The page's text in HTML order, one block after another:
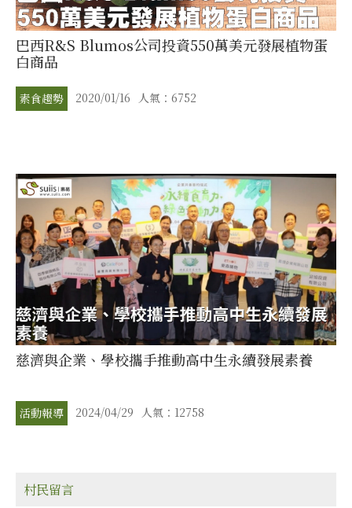
巴西R&S Blumos公司投資550萬美元發展植物蛋
白商品
素食趨勢 2020/01/16 人氣：6752
慈濟與企業、學校攜手推動高中生永續發展素養
活動報導 2024/04/29 人氣：12758
村民留言